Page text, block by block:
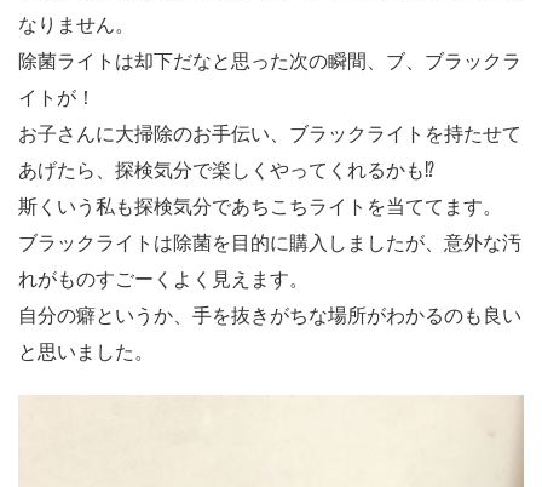
なりません。
除菌ライトは却下だなと思った次の瞬間、ブ、ブラックラ
イトが！
お子さんに大掃除のお手伝い、ブラックライトを持たせて
あげたら、探検気分で楽しくやってくれるかも⁉️
斯くいう私も探検気分であちこちライトを当ててます。
ブラックライトは除菌を目的に購入しましたが、意外な汚
れがものすごーくよく見えます。
自分の癖というか、手を抜きがちな場所がわかるのも良い
と思いました。